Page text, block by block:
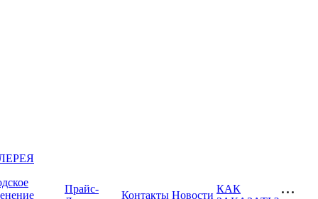
Прайс-
Контакты Новости
КАК